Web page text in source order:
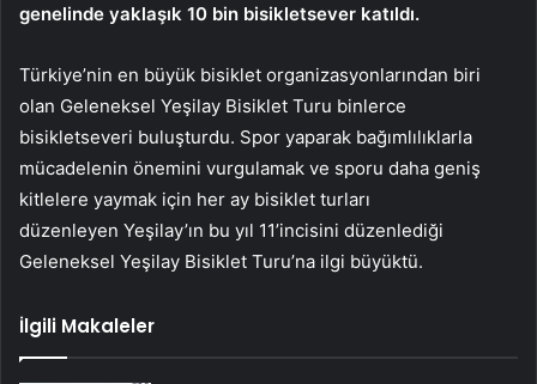
genelinde yaklaşık 10 bin bisikletsever katıldı.
Türkiye’nin en büyük bisiklet organizasyonlarından biri
olan Geleneksel Yeşilay Bisiklet Turu binlerce
bisikletseveri buluşturdu. Spor yaparak bağımlılıklarla
mücadelenin önemini vurgulamak ve sporu daha geniş
kitlelere yaymak için her ay bisiklet turları
düzenleyen Yeşilay’ın bu yıl 11’incisini düzenlediği
Geleneksel Yeşilay Bisiklet Turu’na ilgi büyüktü.
İlgili Makaleler